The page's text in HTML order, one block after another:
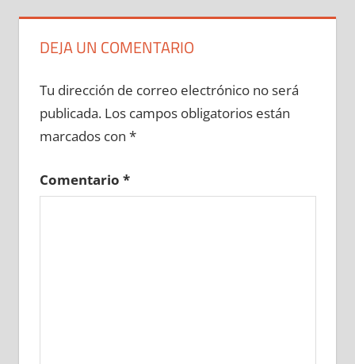
DEJA UN COMENTARIO
Tu dirección de correo electrónico no será
publicada. Los campos obligatorios están
marcados con *
Comentario *